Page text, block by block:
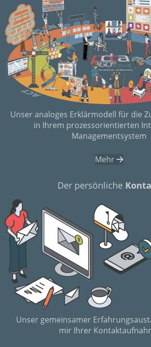
Unser analoges Erklärmodell für die
in Ihrem prozessorientierten
Managementsystem
Mehr
Der persönliche
Unser gemeinsamer
mir Ihrer